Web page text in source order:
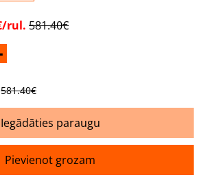
rul. 581.40€
581.40€
Iegādāties paraugu
Pievienot grozam